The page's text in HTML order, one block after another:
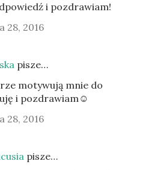
i pozdrawiam!
28, 2016
pisze…
motywują mnie do
i pozdrawiam☺
28, 2016
pisze…